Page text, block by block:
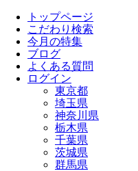
トップページ
こだわり検索
今月の特集
ブログ
よくある質問
ログイン
東京都
埼玉県
神奈川県
栃木県
千葉県
茨城県
群馬県